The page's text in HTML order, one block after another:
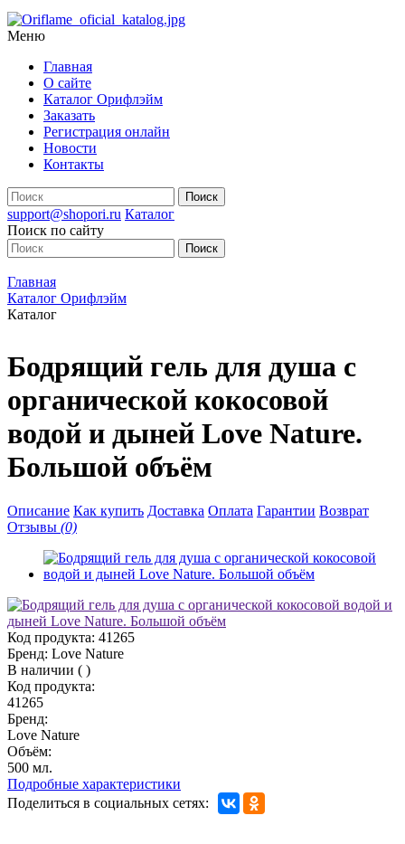
Меню
Главная
О сайте
Каталог Орифлэйм
Заказать
Регистрация онлайн
Новости
Контакты
support@shopori.ru Каталог
Поиск по сайту
Главная
Каталог Орифлэйм
Каталог
Бодрящий гель для душа с
органической кокосовой
водой и дыней Love Nature.
Большой объём
Описание Как купить Доставка Оплата Гарантии Возврат
Отзывы (0)
Код продукта: 41265
Бренд: Love Nature
В наличии ( )
Код продукта:
41265
Бренд:
Love Nature
Объём:
500 мл.
Подробные характеристики
Поделиться в социальных сетях: